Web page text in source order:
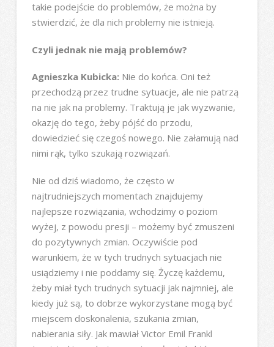
takie podejście do problemów, że można by
stwierdzić, że dla nich problemy nie istnieją.
Czyli jednak nie mają problemów?
Agnieszka Kubicka: Nie do końca. Oni też
przechodzą przez trudne sytuacje, ale nie patrzą
na nie jak na problemy. Traktują je jak wyzwanie,
okazję do tego, żeby pójść do przodu,
dowiedzieć się czegoś nowego. Nie załamują nad
nimi rąk, tylko szukają rozwiązań.
Nie od dziś wiadomo, że często w
najtrudniejszych momentach znajdujemy
najlepsze rozwiązania, wchodzimy o poziom
wyżej, z powodu presji – możemy być zmuszeni
do pozytywnych zmian. Oczywiście pod
warunkiem, że w tych trudnych sytuacjach nie
usiądziemy i nie poddamy się. Życzę każdemu,
żeby miał tych trudnych sytuacji jak najmniej, ale
kiedy już są, to dobrze wykorzystane mogą być
miejscem doskonalenia, szukania zmian,
nabierania siły. Jak mawiał Victor Emil Frankl